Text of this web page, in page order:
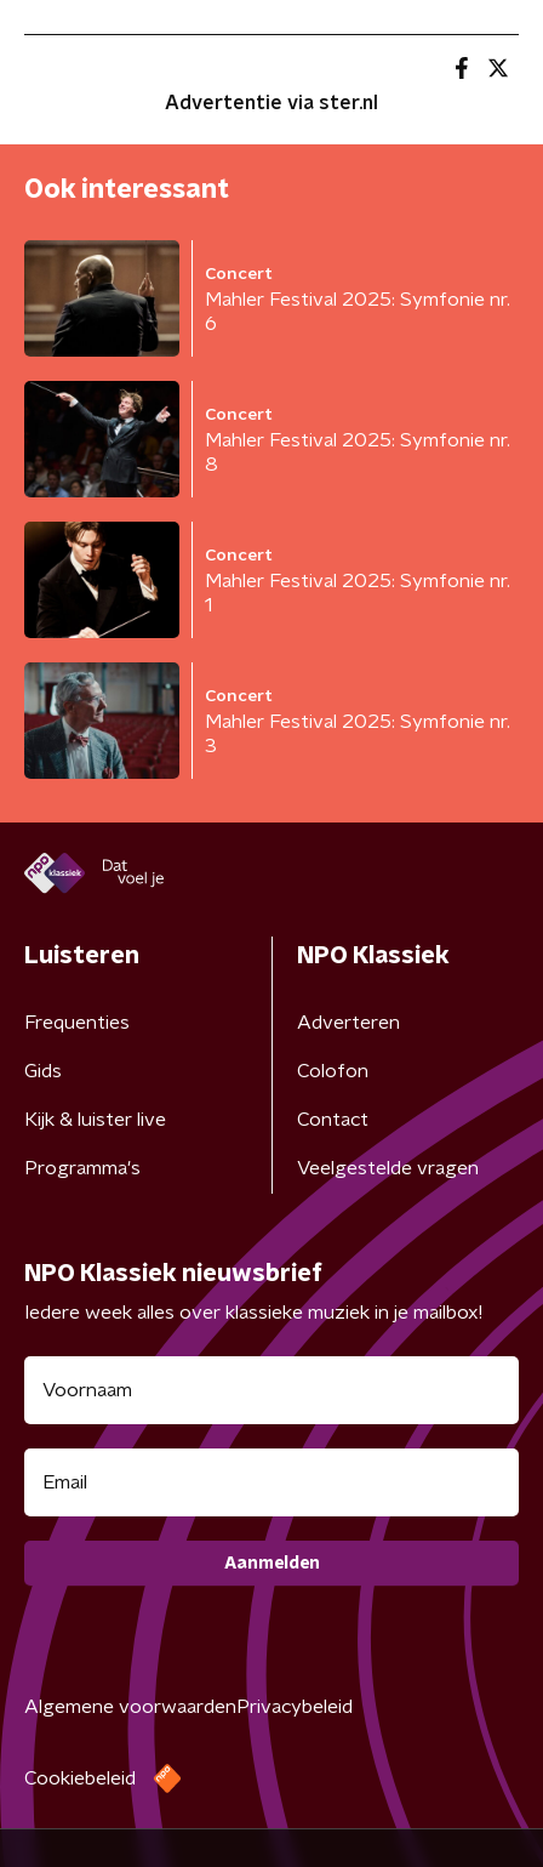
Advertentie via ster.nl
Ook interessant
Concert
Mahler Festival 2025: Symfonie nr.
6
Concert
Mahler Festival 2025: Symfonie nr.
8
Concert
Mahler Festival 2025: Symfonie nr.
1
Concert
Mahler Festival 2025: Symfonie nr.
3
Luisteren
Frequenties
Gids
Kijk & luister live
Programma's
NPO Klassiek
Adverteren
Colofon
Contact
Veelgestelde vragen
NPO Klassiek nieuwsbrief
Iedere week alles over klassieke muziek in je mailbox!
Aanmelden
Algemene voorwaarden Privacybeleid
Cookiebeleid